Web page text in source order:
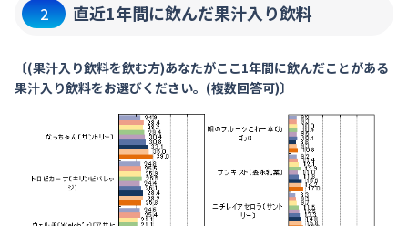
2 直近1年間に飲んだ果汁入り飲料
〔(果汁入り飲料を飲む方)あなたがここ1年間に飲んだことがある
果汁入り飲料をお選びください。(複数回答可)〕